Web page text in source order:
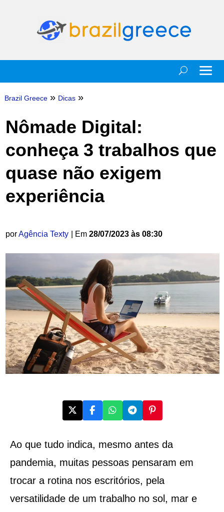
Brazil Greece » Dicas »
Nômade Digital:
conheça 3 trabalhos que
quase não exigem
experiência
porAgência Texty | Em 28/07/2023 às 08:30
Ao que tudo indica, mesmo antes da
pandemia, muitas pessoas pensaram em
trocar a rotina nos escritórios, pela
versatilidade de um trabalho no sol, mar e